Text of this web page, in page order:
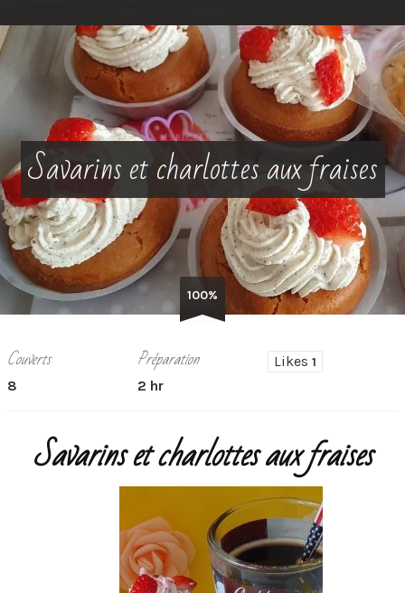
Savarins et charlottes aux fraises
100%
Couverts
8
Préparation
2 hr
Likes 1
Savarins et charlottes aux fraises